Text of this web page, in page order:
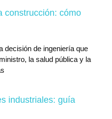
construcción: cómo
decisión de ingeniería que
la salud pública y la
industriales: guía